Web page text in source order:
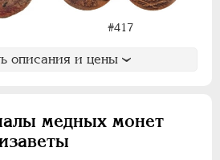
#417
описания и цены
медных монет
1894
1917-1918